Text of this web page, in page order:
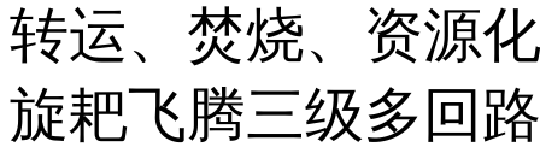
转运、焚烧、资源
旋耙飞腾三级多回